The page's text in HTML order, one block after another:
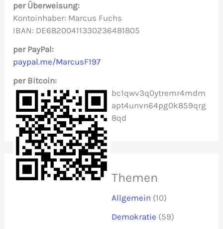
n
a
c
h
:
per Überweisung:
Kontoinhaber: Marcus Fuchs
IBAN: DE68200411330236481805
per PayPal:
paypal.me/MarcusF197
per Bitcoin:
bc1qwv3q0ytremr4mdm
apt4unvn64pg0k859qrg
8qd
Themen
Allgemein (10)
Demokratie (59)